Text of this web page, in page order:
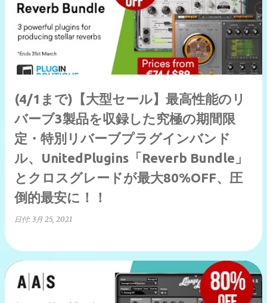
(4/1まで)【大型セール】最高性能のリ
バーブ3製品を収録した究極の期間限
定・特別リバーブプラグインバンド
ル、UnitedPlugins「Reverb Bundle」
とクロスグレードが最大80%OFF、圧
倒的最安に！！
日付: 3月 25, 2021